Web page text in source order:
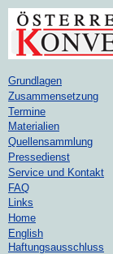
Grundlagen
Zusammensetzung
Termine
Materialien
Quellensammlung
Pressedienst
Service und Kontakt
FAQ
Links
Home
English
Haftungsausschluss